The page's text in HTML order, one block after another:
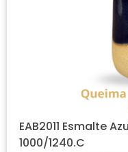
EAB2011 Esmalte
1000/1240.C